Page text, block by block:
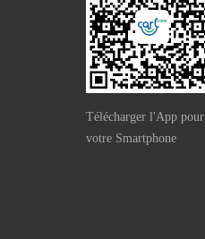
Télécharger l'App pour
votre Smartphone